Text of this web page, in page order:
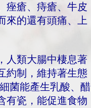
痤瘡、痔瘡、牛皮
來的還有頭痛、上
人類大腸中棲息著
約制，維持著生態
菌能產生乳酸、醋
有瓷，能促進食物